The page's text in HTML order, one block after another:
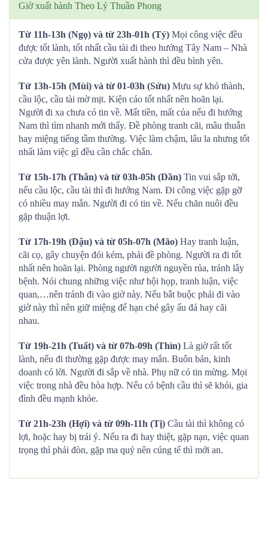
Giờ xuất hành Theo Lý Thuần Phong
Từ 11h-13h (Ngọ) và từ 23h-01h (Tý) Mọi công việc đều
được tốt lành, tốt nhất cầu tài đi theo hướng Tây Nam – Nhà
cửa được yên lành. Người xuất hành thì đều bình yên.
Từ 13h-15h (Mùi) và từ 01-03h (Sửu) Mưu sự khó thành,
cầu lộc, cầu tài mờ mịt. Kiện cáo tốt nhất nên hoãn lại.
Người đi xa chưa có tin về. Mất tiền, mất của nếu đi hướng
Nam thì tìm nhanh mới thấy. Đề phòng tranh cãi, mâu thuẫn
hay miệng tiếng tầm thường. Việc làm chậm, lâu la nhưng tốt
nhất làm việc gì đều cần chắc chắn.
Từ 15h-17h (Thân) và từ 03h-05h (Dần) Tin vui sắp tới,
nếu cầu lộc, cầu tài thì đi hướng Nam. Đi công việc gặp gỡ
có nhiều may mắn. Người đi có tin về. Nếu chăn nuôi đều
gặp thuận lợi.
Từ 17h-19h (Dậu) và từ 05h-07h (Mão) Hay tranh luận,
cãi cọ, gây chuyện đói kém, phải đề phòng. Người ra đi tốt
nhất nên hoãn lại. Phòng người người nguyền rủa, tránh lây
bệnh. Nói chung những việc như hội họp, tranh luận, việc
quan,…nên tránh đi vào giờ này. Nếu bắt buộc phải đi vào
giờ này thì nên giữ miệng để hạn ché gây ẩu đả hay cãi
nhau.
Từ 19h-21h (Tuất) và từ 07h-09h (Thìn) Là giờ rất tốt
lành, nếu đi thường gặp được may mắn. Buôn bán, kinh
doanh có lời. Người đi sắp về nhà. Phụ nữ có tin mừng. Mọi
việc trong nhà đều hòa hợp. Nếu có bệnh cầu thì sẽ khỏi, gia
đình đều mạnh khỏe.
Từ 21h-23h (Hợi) và từ 09h-11h (Tị) Cầu tài thì không có
lợi, hoặc hay bị trái ý. Nếu ra đi hay thiệt, gặp nạn, việc quan
trọng thì phải đòn, gặp ma quỷ nên cúng tế thì mới an.